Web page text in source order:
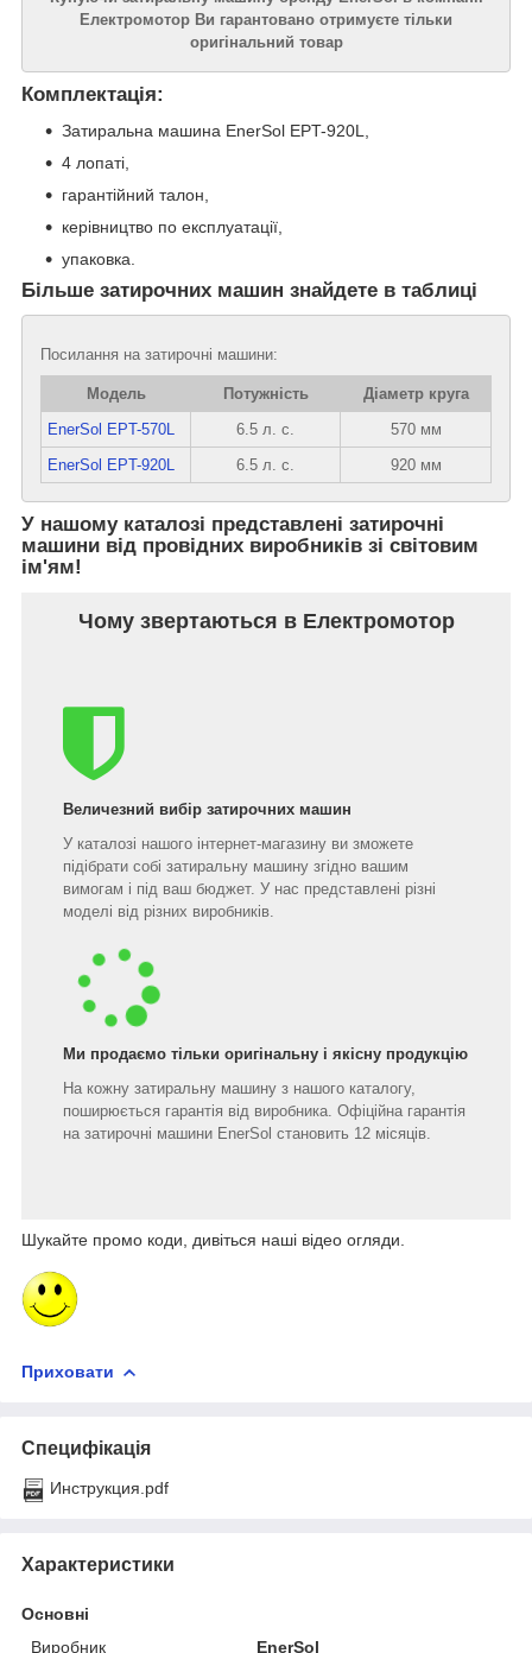
Електромотор Ви гарантовано отримуєте тільки
оригінальний товар
Комплектація:
Затиральна машина EnerSol EPT-920L,
4 лопаті,
гарантійний талон,
керівництво по експлуатації,
упаковка.
Більше затирочних машин знайдете в таблиці
Посилання на затирочні машини:
Модель Потужність
Діаметр круга
EnerSol EPT-570L
6.5 л. с.
570 мм
EnerSol EPT-920L
6.5 л. с. 920 мм
У нашому каталозі представлені затирочні
машини від провідних виробників зі світовим
ім'ям!
Чому звертаються в Електромотор
Величезний вибір затирочних машин
У каталозі нашого інтернет-магазину ви зможете
підібрати собі затиральну машину згідно вашим
вимогам і під ваш бюджет. У нас представлені різні
моделі від різних виробників.
Ми продаємо тільки оригінальну і якісну продукцію
На кожну затиральну машину з нашого каталогу,
поширюється гарантія від виробника. Офіційна гарантія
на затирочні машини EnerSol становить 12 місяців.
Шукайте промо коди, дивіться наші відео огляди.
Приховати
Специфікація
Инструкция.pdf
Характеристики
Основні
Виробник
EnerSol